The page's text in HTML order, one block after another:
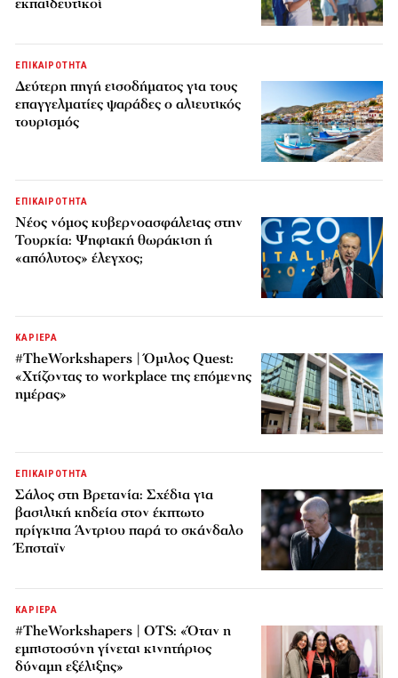
ΕΠΙΚΑΙΡΟΤΗΤΑ
Δεύτερη πηγή εισοδήματος για τους
επαγγελματίες ψαράδες ο αλιευτικός
τουρισμός
ΕΠΙΚΑΙΡΟΤΗΤΑ
Νέος νόμος κυβερνοασφάλειας στην
Τουρκία: Ψηφιακή θωράκιση ή
«απόλυτος» έλεγχος;
ΚΑΡΙΕΡΑ
#TheWorkshapers | Όμιλος Quest:
«Χτίζοντας το workplace της επόμενης
ημέρας»
ΕΠΙΚΑΙΡΟΤΗΤΑ
Σάλος στη Βρετανία: Σχέδια για
βασιλική κηδεία στον έκπτωτο
πρίγκιπα Άντριου παρά το σκάνδαλο
Έπσταϊν
ΚΑΡΙΕΡΑ
#TheWorkshapers | OTS: «Όταν η
εμπιστοσύνη γίνεται κινητήριος
δύναμη εξέλιξης»